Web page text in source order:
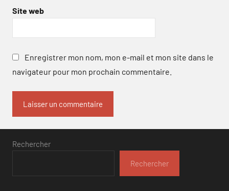
Site web
Enregistrer mon nom, mon e-mail et mon site dans le
navigateur pour mon prochain commentaire.
Rechercher
Rechercher